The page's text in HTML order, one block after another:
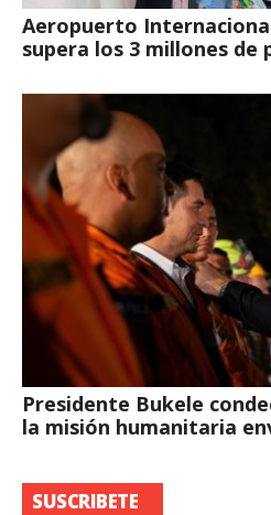
Aeropuerto
supera los 3 millones de
Presidente Bukele
la misión humanitaria
SUSCRIBETE